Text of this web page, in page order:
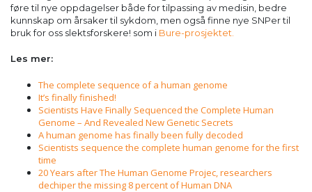
føre til nye oppdagelser både for tilpassing av medisin, bedre
kunnskap om årsaker til sykdom, men også finne nye SNPer til
bruk for oss slektsforskere! som i Bure-prosjektet.
Les mer:
The complete sequence of a human genome
It’s finally finished!
Scientists Have Finally Sequenced the Complete Human
Genome – And Revealed New Genetic Secrets
A human genome has finally been fully decoded
Scientists sequence the complete human genome for the first
time
20 Years after The Human Genome Projec, researchers
dechiper the missing 8 percent of Human DNA